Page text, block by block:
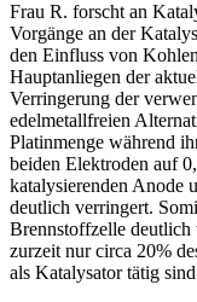
Frau R. forscht an
Vorgänge an der
den Einfluss von
Hauptanliegen der
Verringerung der
edelmetallfreien
Platinmenge während
beiden Elektroden auf
katalysierenden Anode
deutlich verringert.
Brennstoffzelle deutlich
zurzeit nur circa 20%
als Katalysator tätig